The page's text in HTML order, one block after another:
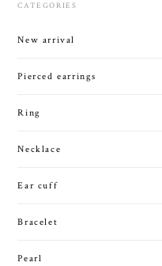
CATEGORIES
New arrival
Pierced earrings
Ring
Necklace
Ear cuff
Bracelet
Pearl